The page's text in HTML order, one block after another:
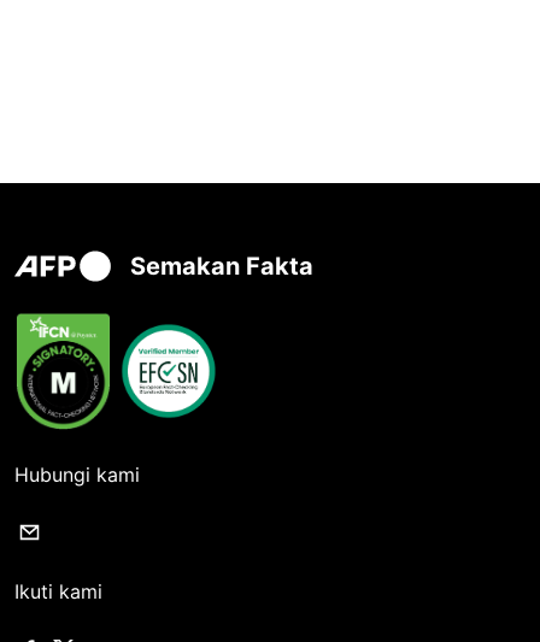
Semakan Fakta
Hubungi kami
Ikuti kami